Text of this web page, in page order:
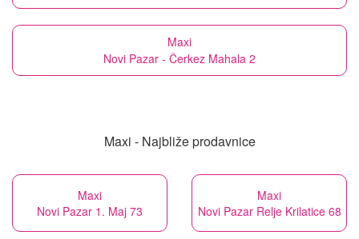
Maxi
Novi Pazar - Čerkez Mahala 2
Maxi - Najbliže prodavnice
Maxi
Novi Pazar 1. Maj 73
Maxi
Novi Pazar Relje Krilatice 68